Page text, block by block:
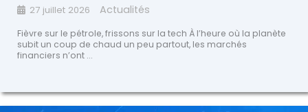
27 juillet 2026 Actualités
Fièvre sur le pétrole, frissons sur la tech À l’heure où la planète
subit un coup de chaud un peu partout, les marchés
financiers n’ont ...